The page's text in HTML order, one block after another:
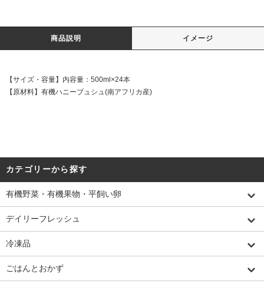
商品説明 イメージ
【サイズ・容量】内容量：500ml×24本
【原材料】有機ハニーブュシュ(南アフリカ産)
カテゴリーから探す
有機野菜・有機果物・平飼い卵
デイリーフレッシュ
冷凍品
ごはんとおかず